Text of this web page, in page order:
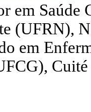
em Saúde
(UFRN),
em